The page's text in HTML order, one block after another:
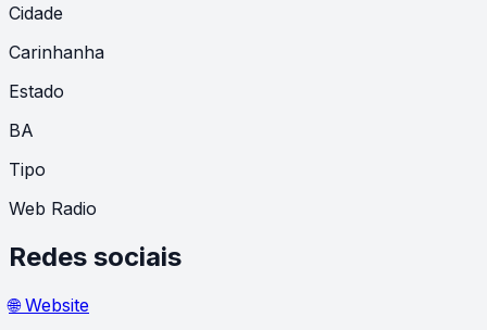
Cidade
Carinhanha
Estado
BA
Tipo
Web Radio
Redes sociais
🌐 Website